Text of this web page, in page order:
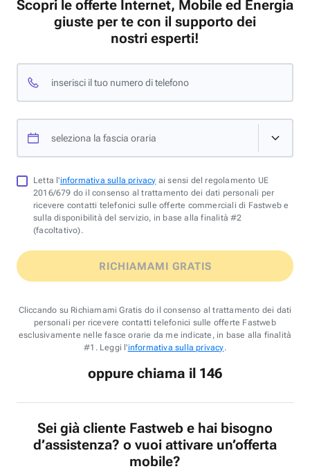
Scopri le offerte Internet, Mobile ed Energia
giuste per te con il supporto dei
nostri esperti!
inserisci il tuo numero di telefono
seleziona la fascia oraria
Letta l'informativa sulla privacy ai sensi del regolamento UE
2016/679 do il consenso al trattamento dei dati personali per
ricevere contatti telefonici sulle offerte commerciali di Fastweb e
sulla disponibilità del servizio, in base alla finalità #2
(facoltativo).
RICHIAMAMI GRATIS
Cliccando su Richiamami Gratis do il consenso al trattamento dei dati
personali per ricevere contatti telefonici sulle offerte Fastweb
esclusivamente nelle fasce orarie da me indicate, in base alla finalità
#1. Leggi l'informativa sulla privacy.
oppure chiama il 146
Sei già cliente Fastweb e hai bisogno
d’assistenza? o vuoi attivare un’offerta
mobile?